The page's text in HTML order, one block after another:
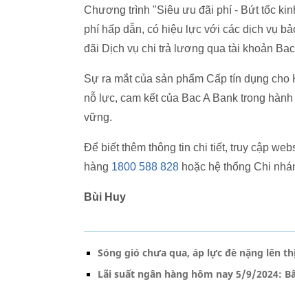
Chương trình "Siêu ưu đãi phí - Bứt tốc
phí hấp dẫn, có hiệu lực với các dịch vụ
đãi Dịch vụ chi trả lương qua tài khoản
Sự ra mắt của sản phẩm Cấp tín dụng
nỗ lực, cam kết của Bac A Bank trong
vững.
Để biết thêm thông tin chi tiết, truy cập
hàng 1800 588 828 hoặc hệ thống Chi
Bùi Huy
Sóng gió chưa qua, áp lực đè nặng lên
Lãi suất ngân hàng hôm nay 5/9/2024: